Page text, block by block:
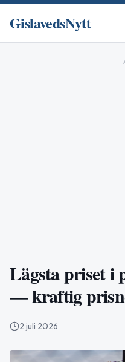
GislavedsNytt
Lägsta priset i
— kraftig
2 juli 2026